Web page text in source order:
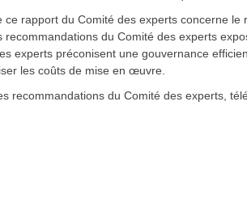
rapport du Comité des experts concerne le
recommandations du Comité des experts
experts préconisent une gouvernance
les coûts de mise en œuvre.
recommandations du Comité des experts,